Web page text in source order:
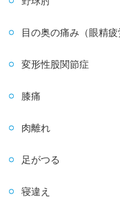
目の奥の痛み（眼精疲
変形性股関節症
膝痛
肉離れ
足がつる
寝違え